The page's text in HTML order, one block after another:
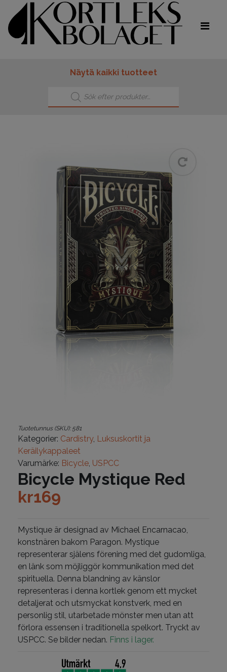
Näytä kaikki tuotteet
Products search
Tuotetunnus (SKU): 581
Kategorier: Cardistry, Luksuskortit ja
Keräilykappaleet
Varumärke: Bicycle, USPCC
Bicycle Mystique Red
kr169
Mystique är designad av Michael Encarnacao,
konstnären bakom Paragon. Mystique
representerar själens förening med det gudomliga,
en länk som möjliggör kommunikation med det
spirituella. Denna blandning av känslor
representeras i denna kortlek genom ett mycket
detaljerat och utsmyckat konstverk, med en
personlig stil, utarbetade mönster men utan att
förlora essensen i traditionella spelkort. Tryckt av
USPCC. Se bilder nedan. Finns i lager.